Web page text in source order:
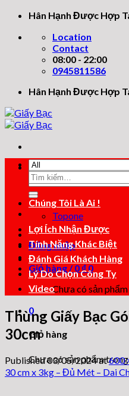
Skip
content
Hân Hạnh Được Hợp
Location
Contact
08:00 - 22:00
0945811586
Hân Hạnh Được Hợp
Tìm
kiếm:
Đăng nhập
Giỏ hàng /0 ₫ 0
Chưa có sản
0
Giỏ hàng
Chưa có sản phẩm
Tìm
kiếm:
Chúng Tôi Là Ai !
Topone
Lợi Ích Nhận Được
Tính Năng Khác Biệt
Đánh Giá Khách Hàng
Lý Do Chọn Công Ty
Video
Thùng Giấy Bạc
30cm
Published03/05/2024at600
30 cm x 3kg – Đủ Mét – Dai